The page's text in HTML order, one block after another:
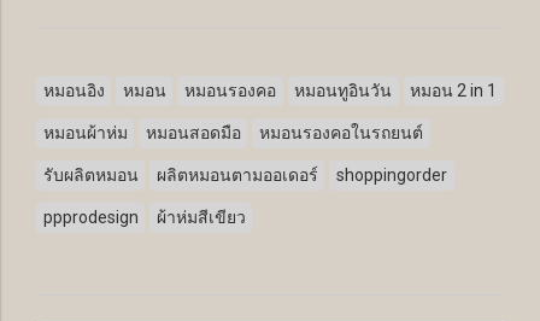
หมอนอิง หมอน หมอนรองคอ หมอนทูอินวัน หมอน 2 in 1
หมอนผ้าห่ม หมอนสอดมือ หมอนรองคอในรถยนต์
รับผลิตหมอน ผลิตหมอนตามออเดอร์ shoppingorder
ppprodesign ผ้าห่มสีเขียว